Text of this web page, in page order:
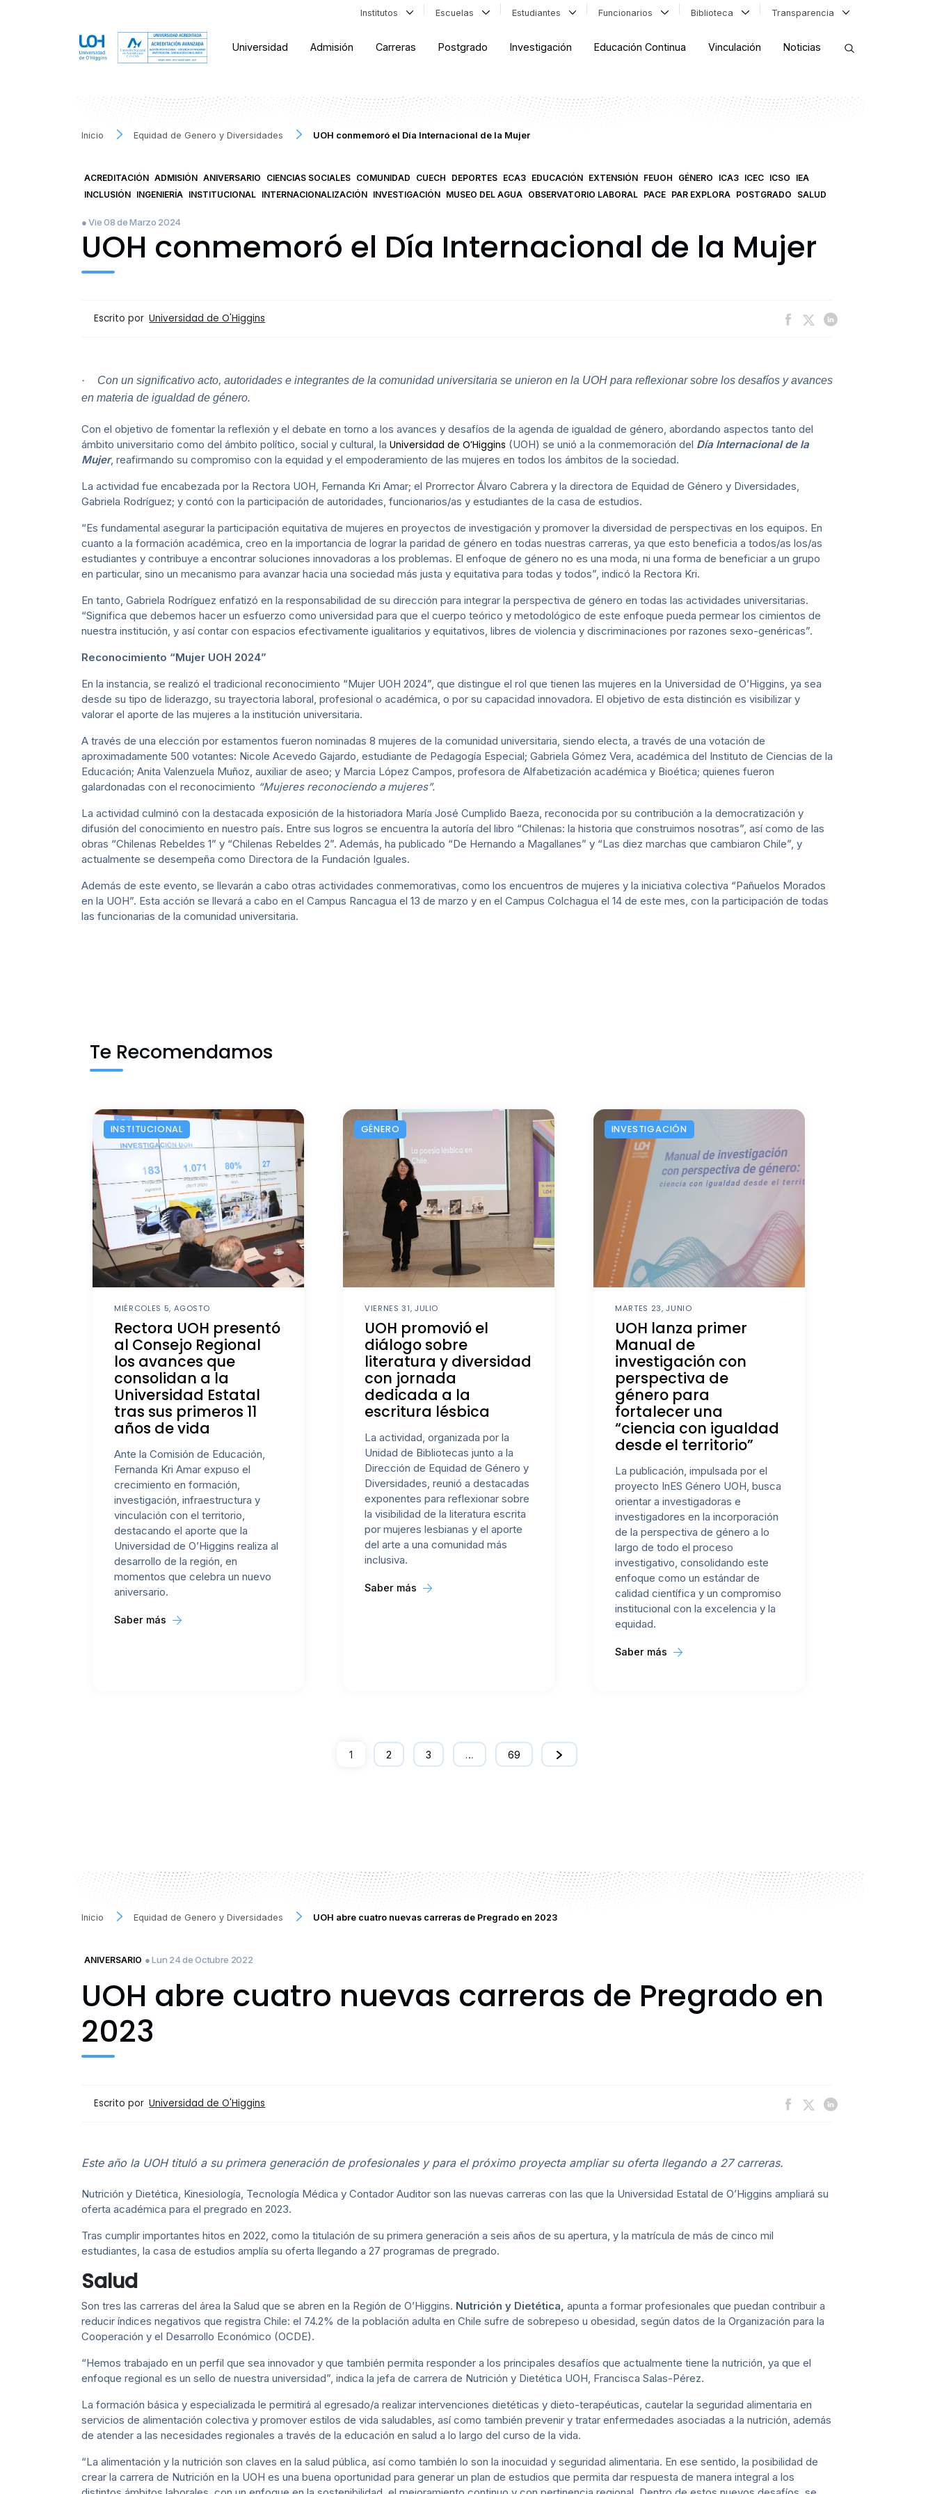
Institutos Escuelas Estudiantes Funcionarios Biblioteca Transparencia
Universidad Admisión Carreras Postgrado Investigación Educación Continua Vinculación Noticias
Inicio Equidad de Genero y Diversidades UOH conmemoró el Día Internacional de la Mujer
ACREDITACIÓN ADMISIÓN ANIVERSARIO CIENCIAS SOCIALES COMUNIDAD CUECH DEPORTES ECA3 EDUCACIÓN EXTENSIÓN FEUOH GÉNERO ICA3 ICEC ICSO
IEA
INCLUSIÓN INGENIERÍA INSTITUCIONAL INTERNACIONALIZACIÓN INVESTIGACIÓN MUSEO DEL AGUA OBSERVATORIO LABORAL PACE PAR EXPLORA POSTGRADO SALUD
● Vie 08 de Marzo 2024
UOH conmemoró el Día Internacional de la Mujer
Escrito por Universidad de O'Higgins
· Con un significativo acto, autoridades e integrantes de la comunidad universitaria se unieron en la UOH para reflexionar sobre los desafíos y avances
en materia de igualdad de género.
Con el objetivo de fomentar la reflexión y el debate en torno a los avances y desafíos de la agenda de igualdad de género, abordando aspectos tanto del
ámbito universitario como del ámbito político, social y cultural, la Universidad de O’Higgins (UOH) se unió a la conmemoración del Día Internacional de la
Mujer, reafirmando su compromiso con la equidad y el empoderamiento de las mujeres en todos los ámbitos de la sociedad.
La actividad fue encabezada por la Rectora UOH, Fernanda Kri Amar; el Prorrector Álvaro Cabrera y la directora de Equidad de Género y Diversidades,
Gabriela Rodríguez; y contó con la participación de autoridades, funcionarios/as y estudiantes de la casa de estudios.
“Es fundamental asegurar la participación equitativa de mujeres en proyectos de investigación y promover la diversidad de perspectivas en los equipos. En
cuanto a la formación académica, creo en la importancia de lograr la paridad de género en todas nuestras carreras, ya que esto beneficia a todos/as los/as
estudiantes y contribuye a encontrar soluciones innovadoras a los problemas. El enfoque de género no es una moda, ni una forma de beneficiar a un grupo
en particular, sino un mecanismo para avanzar hacia una sociedad más justa y equitativa para todas y todos”, indicó la Rectora Kri.
En tanto, Gabriela Rodríguez enfatizó en la responsabilidad de su dirección para integrar la perspectiva de género en todas las actividades universitarias.
“Significa que debemos hacer un esfuerzo como universidad para que el cuerpo teórico y metodológico de este enfoque pueda permear los cimientos de
nuestra institución, y así contar con espacios efectivamente igualitarios y equitativos, libres de violencia y discriminaciones por razones sexo-genéricas”.
Reconocimiento “Mujer UOH 2024”
En la instancia, se realizó el tradicional reconocimiento “Mujer UOH 2024”, que distingue el rol que tienen las mujeres en la Universidad de O’Higgins, ya sea
desde su tipo de liderazgo, su trayectoria laboral, profesional o académica, o por su capacidad innovadora. El objetivo de esta distinción es visibilizar y
valorar el aporte de las mujeres a la institución universitaria.
A través de una elección por estamentos fueron nominadas 8 mujeres de la comunidad universitaria, siendo electa, a través de una votación de
aproximadamente 500 votantes: Nicole Acevedo Gajardo, estudiante de Pedagogía Especial; Gabriela Gómez Vera, académica del Instituto de Ciencias de la
Educación; Anita Valenzuela Muñoz, auxiliar de aseo; y Marcia López Campos, profesora de Alfabetización académica y Bioética; quienes fueron
galardonadas con el reconocimiento “Mujeres reconociendo a mujeres”.
La actividad culminó con la destacada exposición de la historiadora María José Cumplido Baeza, reconocida por su contribución a la democratización y
difusión del conocimiento en nuestro país. Entre sus logros se encuentra la autoría del libro “Chilenas: la historia que construimos nosotras”, así como de las
obras “Chilenas Rebeldes 1” y “Chilenas Rebeldes 2”. Además, ha publicado “De Hernando a Magallanes” y “Las diez marchas que cambiaron Chile”, y
actualmente se desempeña como Directora de la Fundación Iguales.
Además de este evento, se llevarán a cabo otras actividades conmemorativas, como los encuentros de mujeres y la iniciativa colectiva “Pañuelos Morados
en la UOH”. Esta acción se llevará a cabo en el Campus Rancagua el 13 de marzo y en el Campus Colchagua el 14 de este mes, con la participación de todas
las funcionarias de la comunidad universitaria.
Te Recomendamos
INSTITUCIONAL
MIÉRCOLES 5, AGOSTO
Rectora UOH presentó
al Consejo Regional
los avances que
consolidan a la
Universidad Estatal
tras sus primeros 11
años de vida
Ante la Comisión de Educación,
Fernanda Kri Amar expuso el
crecimiento en formación,
investigación, infraestructura y
vinculación con el territorio,
destacando el aporte que la
Universidad de O’Higgins realiza al
desarrollo de la región, en
momentos que celebra un nuevo
aniversario.
Saber más
GÉNERO
VIERNES 31, JULIO
UOH promovió el
diálogo sobre
literatura y diversidad
con jornada
dedicada a la
escritura lésbica
La actividad, organizada por la
Unidad de Bibliotecas junto a la
Dirección de Equidad de Género y
Diversidades, reunió a destacadas
exponentes para reflexionar sobre
la visibilidad de la literatura escrita
por mujeres lesbianas y el aporte
del arte a una comunidad más
inclusiva.
Saber más
INVESTIGACIÓN
MARTES 23, JUNIO
UOH lanza primer
Manual de
investigación con
perspectiva de
género para
fortalecer una
“ciencia con igualdad
desde el territorio”
La publicación, impulsada por el
proyecto InES Género UOH, busca
orientar a investigadoras e
investigadores en la incorporación
de la perspectiva de género a lo
largo de todo el proceso
investigativo, consolidando este
enfoque como un estándar de
calidad científica y un compromiso
institucional con la excelencia y la
equidad.
Saber más
1 2 3 … 69
Inicio Equidad de Genero y Diversidades UOH abre cuatro nuevas carreras de Pregrado en 2023
ANIVERSARIO ● Lun 24 de Octubre 2022
UOH abre cuatro nuevas carreras de Pregrado en
2023
Escrito por Universidad de O'Higgins
Este año la UOH tituló a su primera generación de profesionales y para el próximo proyecta ampliar su oferta llegando a 27 carreras.
Nutrición y Dietética, Kinesiología, Tecnología Médica y Contador Auditor son las nuevas carreras con las que la Universidad Estatal de O’Higgins ampliará su
oferta académica para el pregrado en 2023.
Tras cumplir importantes hitos en 2022, como la titulación de su primera generación a seis años de su apertura, y la matrícula de más de cinco mil
estudiantes, la casa de estudios amplía su oferta llegando a 27 programas de pregrado.
Salud
Son tres las carreras del área la Salud que se abren en la Región de O’Higgins. Nutrición y Dietética, apunta a formar profesionales que puedan contribuir a
reducir índices negativos que registra Chile: el 74.2% de la población adulta en Chile sufre de sobrepeso u obesidad, según datos de la Organización para la
Cooperación y el Desarrollo Económico (OCDE).
“Hemos trabajado en un perfil que sea innovador y que también permita responder a los principales desafíos que actualmente tiene la nutrición, ya que el
enfoque regional es un sello de nuestra universidad”, indica la jefa de carrera de Nutrición y Dietética UOH, Francisca Salas-Pérez.
La formación básica y especializada le permitirá al egresado/a realizar intervenciones dietéticas y dieto-terapéuticas, cautelar la seguridad alimentaria en
servicios de alimentación colectiva y promover estilos de vida saludables, así como también prevenir y tratar enfermedades asociadas a la nutrición, además
de atender a las necesidades regionales a través de la educación en salud a lo largo del curso de la vida.
“La alimentación y la nutrición son claves en la salud pública, así como también lo son la inocuidad y seguridad alimentaria. En ese sentido, la posibilidad de
crear la carrera de Nutrición en la UOH es una buena oportunidad para generar un plan de estudios que permita dar respuesta de manera integral a los